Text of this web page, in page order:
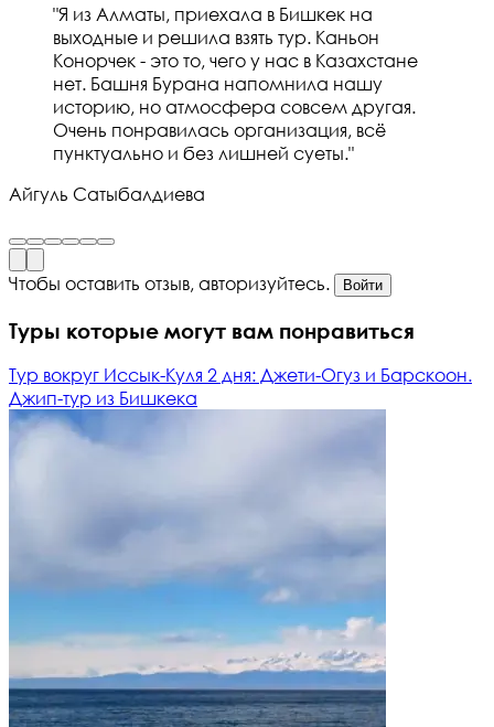
"Я из Алматы, приехала в Бишкек на
выходные и решила взять тур. Каньон
Конорчек - это то, чего у нас в Казахстане
нет. Башня Бурана напомнила нашу
историю, но атмосфера совсем другая.
Очень понравилась организация, всё
пунктуально и без лишней суеты."
Айгуль Сатыбалдиева
Чтобы оставить отзыв, авторизуйтесь. Войти
Туры которые могут вам понравиться
Тур вокруг Иссык-Куля 2 дня: Джети-Огуз и Барскоон.
Джип-тур из Бишкека